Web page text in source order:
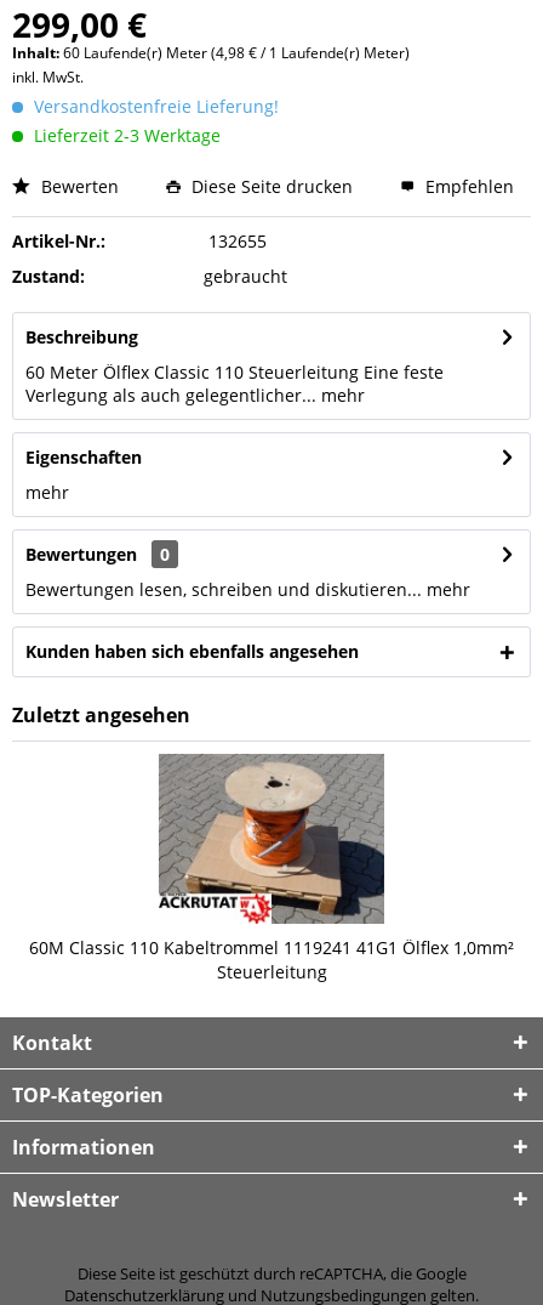
299,00 €
Inhalt:60 Laufende(r) Meter (4,98 € / 1 Laufende(r) Meter)
inkl. MwSt.
Versandkostenfreie Lieferung!
Lieferzeit 2-3 Werktage
Bewerten Diese Seite drucken Empfehlen
Artikel-Nr.:
132655
Zustand:
gebraucht
Beschreibung
60 Meter Ölflex Classic 110 Steuerleitung Eine feste
Verlegung als auch gelegentlicher... mehr
Eigenschaften
mehr
Bewertungen
0
Bewertungen lesen, schreiben und diskutieren... mehr
Kunden haben sich ebenfalls angesehen
Zuletzt angesehen
60M Classic 110 Kabeltrommel 1119241 41G1 Ölflex 1,0mm²
Steuerleitung
Kontakt
TOP-Kategorien
Informationen
Newsletter
Diese Seite ist geschützt durch reCAPTCHA, die Google
Datenschutzerklärung und Nutzungsbedingungen gelten.